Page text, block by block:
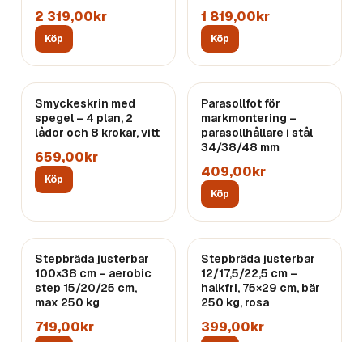
2 319,00kr
Köp
1 819,00kr
Köp
Smyckeskrin med
spegel – 4 plan, 2
lådor och 8 krokar, vitt
659,00kr
Köp
Parasollfot för
markmontering –
parasollhållare i stål
34/38/48 mm
409,00kr
Köp
Endast1kvar
Stepbräda justerbar
100×38 cm – aerobic
step 15/20/25 cm,
max 250 kg
719,00kr
Stepbräda justerbar
12/17,5/22,5 cm –
halkfri, 75×29 cm, bär
250 kg, rosa
399,00kr